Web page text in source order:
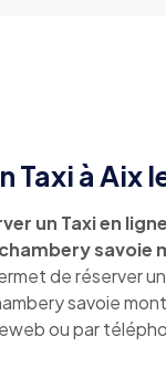
Taxi à
un Taxi en
savoie
de réserver un
savoie
ou par